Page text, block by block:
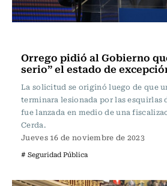
Orrego pidió al Gobierno
serio” el estado de
La solicitud se originó luego de que
terminara lesionada por las esquirlas
fue lanzada en medio de una
Cerda.
Jueves 16 de noviembre de 2023
# Seguridad Pública